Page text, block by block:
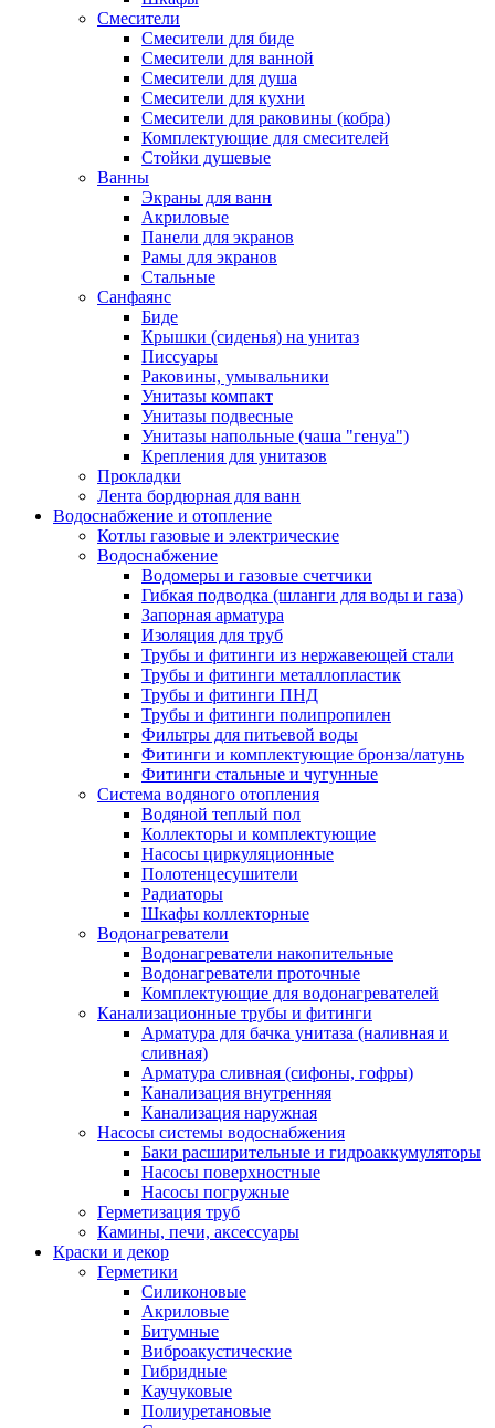
Смесители
Смесители для биде
Смесители для ванной
Смесители для душа
Смесители для кухни
Смесители для раковины (кобра)
Комплектующие для смесителей
Стойки душевые
Ванны
Экраны для ванн
Акриловые
Панели для экранов
Рамы для экранов
Стальные
Санфаянс
Биде
Крышки (сиденья) на унитаз
Писсуары
Раковины, умывальники
Унитазы компакт
Унитазы подвесные
Унитазы напольные (чаша "генуа")
Крепления для унитазов
Прокладки
Лента бордюрная для ванн
Водоснабжение и отопление
Котлы газовые и электрические
Водоснабжение
Водомеры и газовые счетчики
Гибкая подводка (шланги для воды и газа)
Запорная арматура
Изоляция для труб
Трубы и фитинги из нержавеющей стали
Трубы и фитинги металлопластик
Трубы и фитинги ПНД
Трубы и фитинги полипропилен
Фильтры для питьевой воды
Фитинги и комплектующие бронза/латунь
Фитинги стальные и чугунные
Система водяного отопления
Водяной теплый пол
Коллекторы и комплектующие
Насосы циркуляционные
Полотенцесушители
Радиаторы
Шкафы коллекторные
Водонагреватели
Водонагреватели накопительные
Водонагреватели проточные
Комплектующие для водонагревателей
Канализационные трубы и фитинги
Арматура для бачка унитаза (наливная и
сливная)
Арматура сливная (сифоны, гофры)
Канализация внутренняя
Канализация наружная
Насосы системы водоснабжения
Баки расширительные и гидроаккумуляторы
Насосы поверхностные
Насосы погружные
Герметизация труб
Камины, печи, аксессуары
Краски и декор
Герметики
Силиконовые
Акриловые
Битумные
Виброакустические
Гибридные
Каучуковые
Полиуретановые